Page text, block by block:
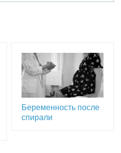
Беременность после
спирали